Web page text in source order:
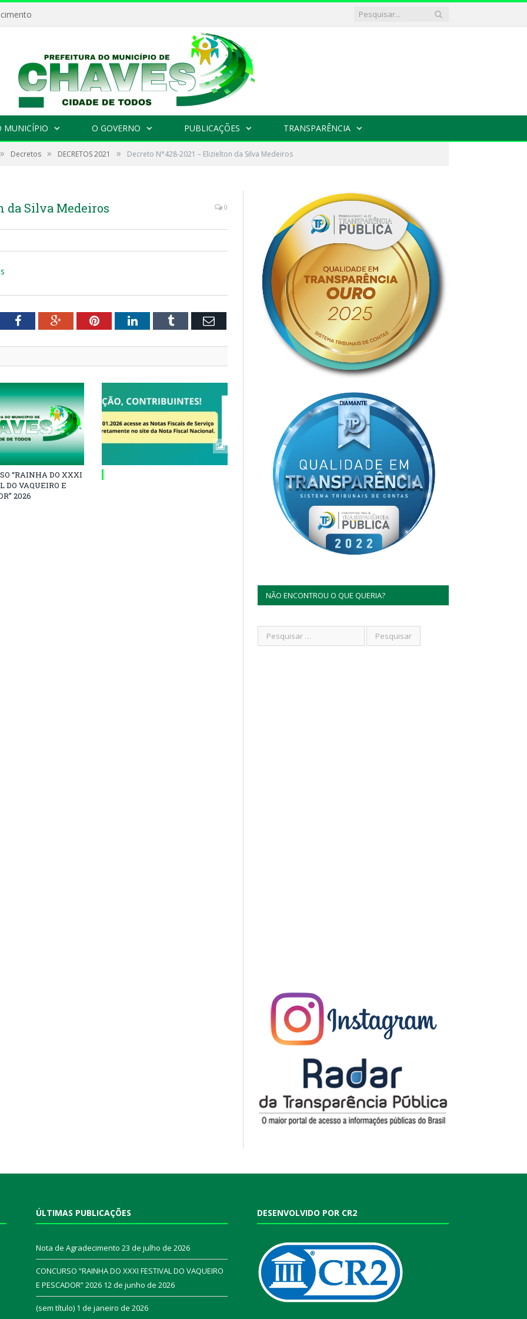
MUNICÍPIO O GOVERNO PUBLICAÇÕES TRANSPARÊNCIA
» Decretos » DECRETOS 2021 » Decreto N°428-2021 – Elizielton da Silva Medeiros
da Silva Medeiros 0
FacebookGoogle+PinterestLinkedInTumblr Email
“RAINHA DO XXXI
DO VAQUEIRO E
2026
NÃO ENCONTROU O QUE QUERIA?
ÚLTIMAS PUBLICAÇÕES
Nota de Agradecimento 23 de julho de 2026
CONCURSO “RAINHA DO XXXI FESTIVAL DO VAQUEIRO
E PESCADOR” 2026 12 de junho de 2026
(sem título) 1 de janeiro de 2026
DESENVOLVIDO POR CR2